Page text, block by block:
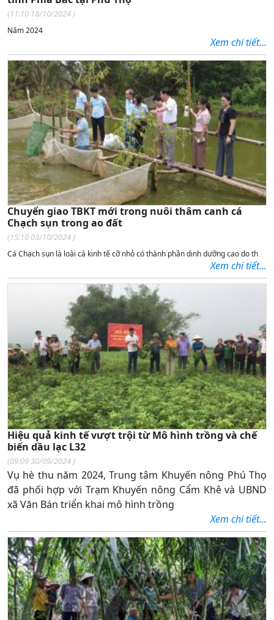
(11:10 18/10/2024 )
Năm 2024
Xem chi tiết...
Chuyển giao TBKT mới trong nuôi thâm canh cá
Chạch sụn trong ao đất
(15:10 03/10/2024 )
Cá Chạch sụn là loài cá kinh tế cỡ nhỏ có thành phần dinh dưỡng caodo th
Xem chi tiết...
Hiệu quả kinh tế vượt trội từ Mô hình trồng và chế
biến dầu lạc L32
(09:09 30/09/2024 )
Vụ hè thu năm 2024, Trung tâm Khuyến nông Phú Thọ
đã phối hợp với Trạm Khuyến nông Cẩm Khê và UBND
xã Văn Bán triển khai mô hình trồng
Xem chi tiết...